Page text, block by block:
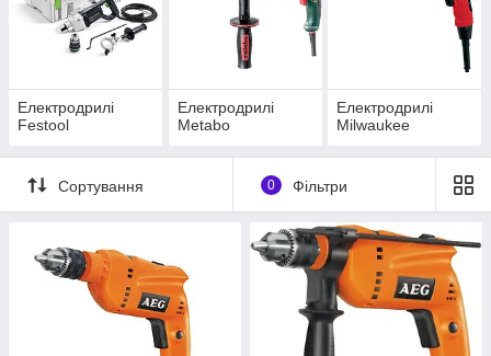
Електродрилі
Festool
Електродрилі
Metabo
Електродрилі
Milwaukee
Сортування 0 Фільтри